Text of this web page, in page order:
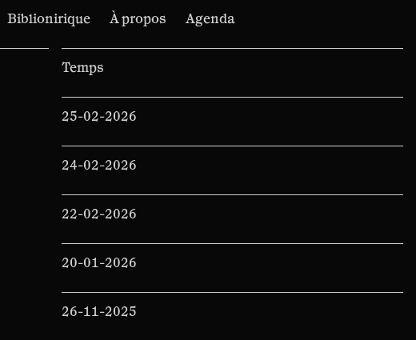
Biblionirique À propos Agenda
Temps
25-02-2026
24-02-2026
22-02-2026
20-01-2026
26-11-2025